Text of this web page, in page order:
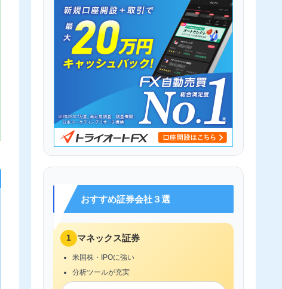
おすすめ証券会社３選
1 マネックス証券
米国株・IPOに強い
分析ツールが充実